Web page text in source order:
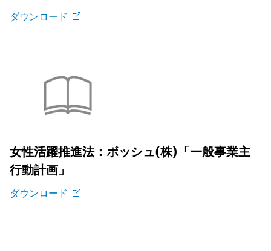
ダウンロード
女性活躍推進法：ボッシュ(株)「一般事業主
行動計画」
ダウンロード